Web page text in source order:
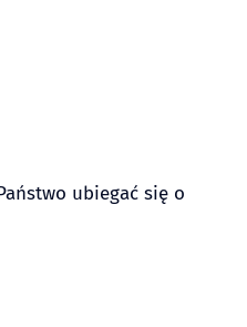
ubiegać się o